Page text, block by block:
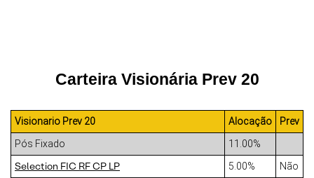
Carteira Visionária Prev 20
Visionario Prev 20 Alocação
Prev
Pós Fixado
11.00%
Selection FIC RF CP LP 5.00% Não